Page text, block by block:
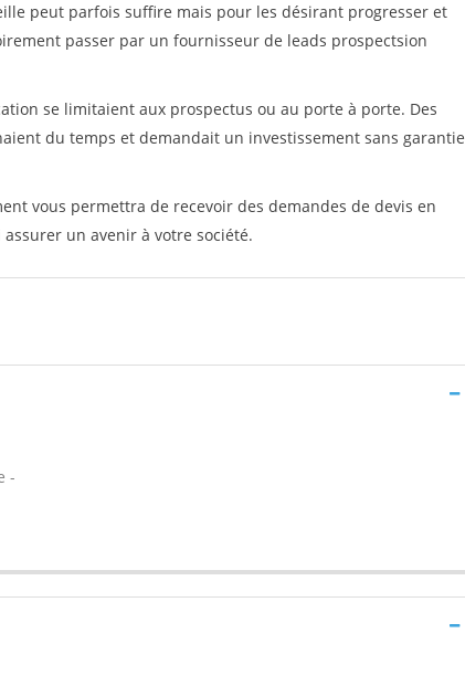
peut parfois suffire mais pour les désirant progresser et
passer par un fournisseur de leads prospectsion
se limitaient aux prospectus ou au porte à porte. Des
du temps et demandait un investissement sans garantie
vous permettra de recevoir des demandes de devis en
un avenir à votre société.
-